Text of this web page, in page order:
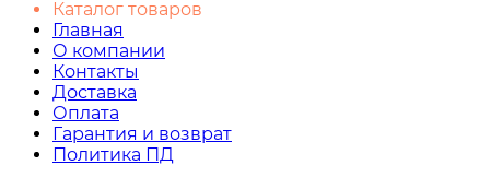
Каталог товаров
Главная
О компании
Контакты
Доставка
Оплата
Гарантия и возврат
Политика ПД